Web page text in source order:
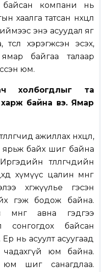
байсан компани нь
хаалга татсан нөхцөл
энэ асуудал яг
хэрэгжсэн эсэх,
байгаа талаар
юм.
холбогдлыг та
харж байна вэ. Ямар
ажиллах нөхцөл,
ярьж байх шиг байна
төлөөлөгчдийн
хүмүүс цалин мөнгө
хөгжүүлье гэсэн
гэж бодож байна.
мөнгө авна гэдгээ
сонгогдох байсан
нь асуулт асуугаад
юм байна.
юм шиг санагдлаа.